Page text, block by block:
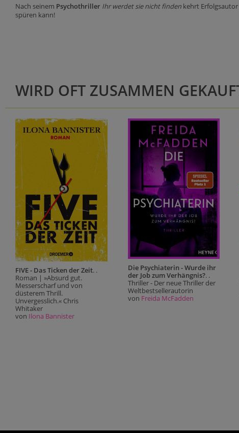
Nach seinem Psychothriller Ihr werdet sie nicht finden kehrt
spüren kann!
WIRD OFT ZUSAMMEN
FIVE - Das Ticken der Zeit. .
Roman | »Absurd gut.
Messerscharf und von
düsterem Thrill.
Unvergesslich.« Chris
Whitaker
von Ilona Bannister
Die Psychiaterin - Wurde ihr
der Job zum Verhängnis?. .
Thriller - Der neue Thriller der
Weltbestsellerautorin
von Freida McFadden